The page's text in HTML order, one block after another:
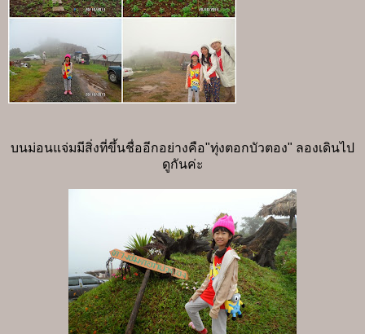
บนม่อนแจ่มมีสิ่งที่ขึ้นชื่ออีกอย่างคือ"ทุ่งตอกบัวตอง" ลองเดินไป
ดูกันค่ะ